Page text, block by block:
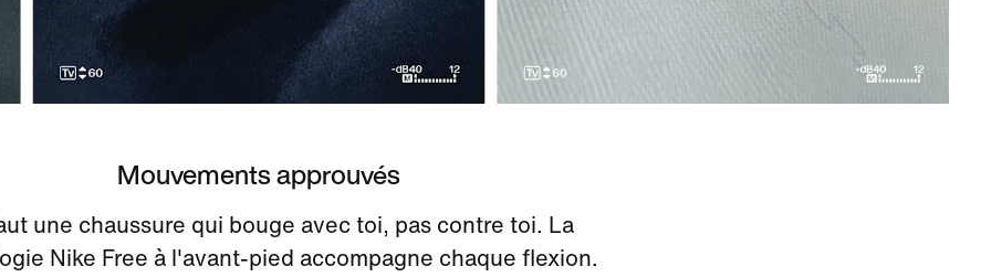
Mouvements approuvés
une chaussure qui bouge avec toi, pas contre toi. La
Nike Free à l'avant-pied accompagne chaque flexion.